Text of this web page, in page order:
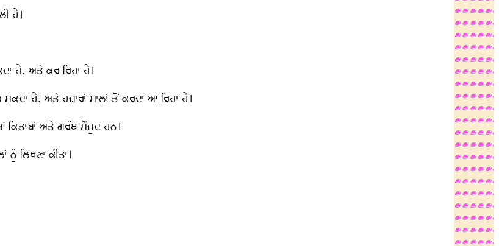
ਹੈ।
ਹੈ, ਅਤੇ ਕਰ ਰਿਹਾ ਹੈ।
ਹੈ, ਅਤੇ ਹਜ਼ਾਰਾਂ ਸਾਲਾਂ ਤੋਂ ਕਰਦਾ ਆ ਰਿਹਾ ਹੈ।
ਕਿਤਾਬਾਂ ਅਤੇ ਗਰੰਥ ਮੌਜੂਦ ਹਨ।
ਲਿਖਣਾ ਕੀਤਾ।